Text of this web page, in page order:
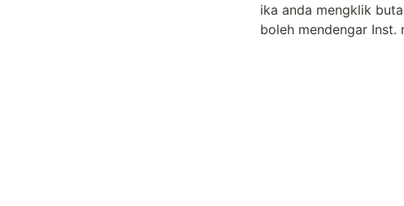
ika anda mengklik
boleh mendengar